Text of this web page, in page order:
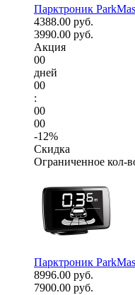
Парктроник
4388.00 руб.
3990.00 руб.
Акция
00
дней
00
:
00
00
-12%
Скидка
Ограниченное кол-
Парктроник
8996.00 руб.
7900.00 руб.